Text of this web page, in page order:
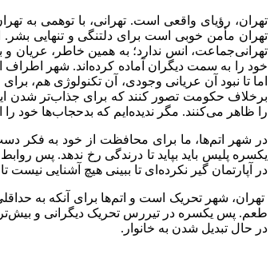
تهران، رؤیای واقعی است. تهرانی، با توهمی به
تهران مأمن خوبی است برای دلتنگی و تنهایی
تهرانی‌جماعت، انس ندارد؛ به همین خاطر،
خود را به سمت دیگران آماده کرده‌اند. شهر اطراف
اما تا نبود آن عریانی وجودی، آن تکنولوژی هم،
برخلاف حکومت تصور کنند که برای جذاب‌تر شدن
را ظاهر می‌کنند. مگر ندیده‌ایم که بدحجاب‌ها خود را
در شهر اتم‌ها، ما برای محافظت از خود به فکر
یکسره پلیس باید بپاید تا درندگی رخ ندهد. پس
در آپارتمان گیر نکرده‌ای تا ببینی هیچ آشنایی نیست
تهران، شهر تحریک است و اتم‌ها برای آنکه به
طعم. پس یکسره در تیررس تحریک دیگرانی و
در حال تبدیل شدن به خانوار.